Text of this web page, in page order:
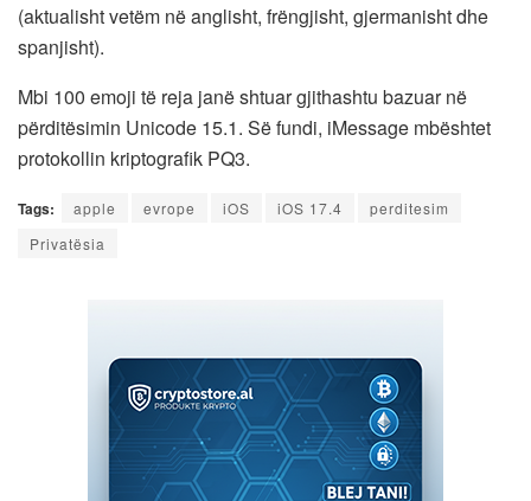
(aktualisht vetëm në anglisht, frëngjisht, gjermanisht dhe
spanjisht).
Mbi 100 emoji të reja janë shtuar gjithashtu bazuar në
përditësimin Unicode 15.1. Së fundi, iMessage mbështet
protokollin kriptografik PQ3.
Tags: apple evrope iOS iOS 17.4
perditesim
Privatësia